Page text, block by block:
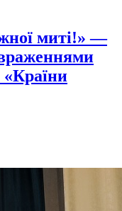
миті!» —
«Країни